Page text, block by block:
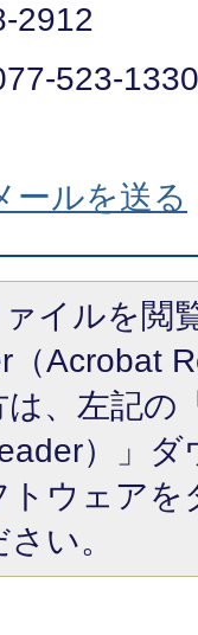
2912
523-1330
ールを送る
イルを閲
（Acrobat
、左記の
）」
ウェア
い。